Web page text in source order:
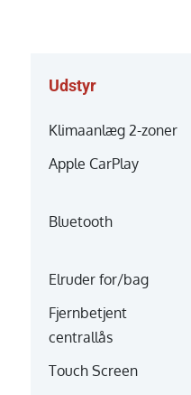
Udstyr
Klimaanlæg 2-zoner
Apple CarPlay
Bluetooth
Elruder for/bag
Fjernbetjent
centrallås
Touch Screen